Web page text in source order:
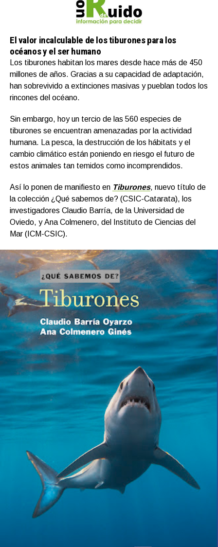
El valor incalculable de los tiburones para los
océanos y el ser humano
Los tiburones habitan los mares desde hace más de 450
millones de años. Gracias a su capacidad de adaptación,
han sobrevivido a extinciones masivas y pueblan todos los
rincones del océano.
Sin embargo, hoy un tercio de las 560 especies de
tiburones se encuentran amenazadas por la actividad
humana. La pesca, la destrucción de los hábitats y el
cambio climático están poniendo en riesgo el futuro de
estos animales tan temidos como incomprendidos.
Así lo ponen de manifiesto en Tiburones, nuevo título de
la colección ¿Qué sabemos de? (CSIC-Catarata), los
investigadores Claudio Barría, de la Universidad de
Oviedo, y Ana Colmenero, del Instituto de Ciencias del
Mar (ICM-CSIC).